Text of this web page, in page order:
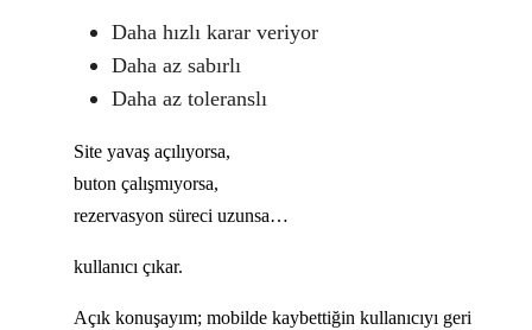
Daha hızlı karar veriyor
Daha az sabırlı
Daha az toleranslı
Site yavaş açılıyorsa,
buton çalışmıyorsa,
rezervasyon süreci uzunsa…
kullanıcı çıkar.
Açık konuşayım; mobilde kaybettiğin kullanıcıyı geri